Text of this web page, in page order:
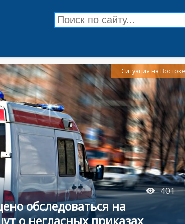
401
обследоваться на
Ситуация на Востоке